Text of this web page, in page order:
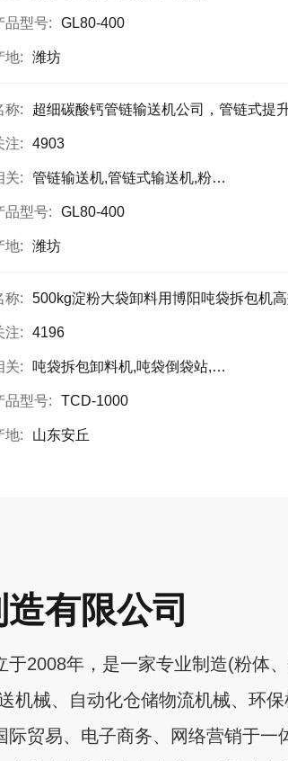
品型号: GL80-400
地: 潍坊
称: 超细碳酸钙管链输送机公司，管链式提
注: 4903
关: 管链输送机,管链式输送机,粉体管链输送机
品型号: GL80-400
地: 潍坊
称: 500kg淀粉大袋卸料用博阳吨袋拆包机
注: 4196
关: 吨袋拆包卸料机,吨袋倒袋站,吨包开包机
品型号: TCD-1000
地: 山东安丘
有限公司
2008年，是一家专业制造(粉体、
机械、自动化仓储物流机械、环
贸易、电子商务、网络营销于一